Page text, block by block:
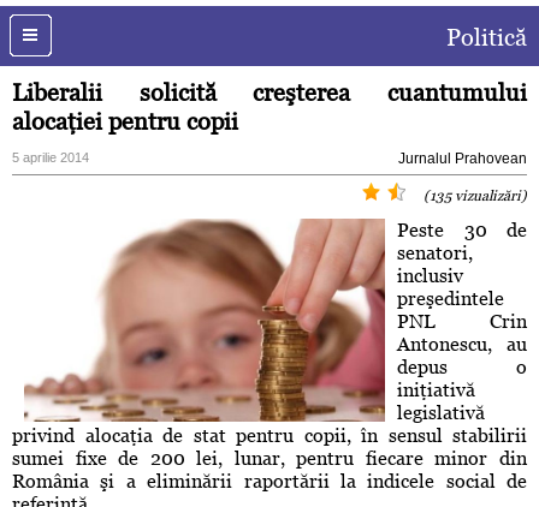
Politică
Liberalii solicită creşterea cuantumului
alocaţiei pentru copii
5 aprilie 2014 Jurnalul Prahovean
(135 vizualizări)
Peste 30 de
senatori,
inclusiv
preşedintele
PNL Crin
Antonescu, au
depus o
iniţiativă
legislativă
privind alocaţia de stat pentru copii, în sensul stabilirii
sumei fixe de 200 lei, lunar, pentru fiecare minor din
România şi a eliminării raportării la indicele social de